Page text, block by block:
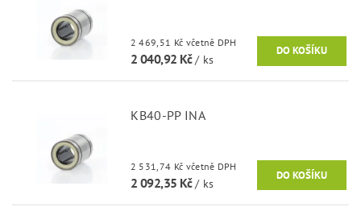
2 469,51 Kč včetně DPH
2 040,92 Kč/ ks
KB40-PP INA
2 531,74 Kč včetně DPH
2 092,35 Kč/ ks